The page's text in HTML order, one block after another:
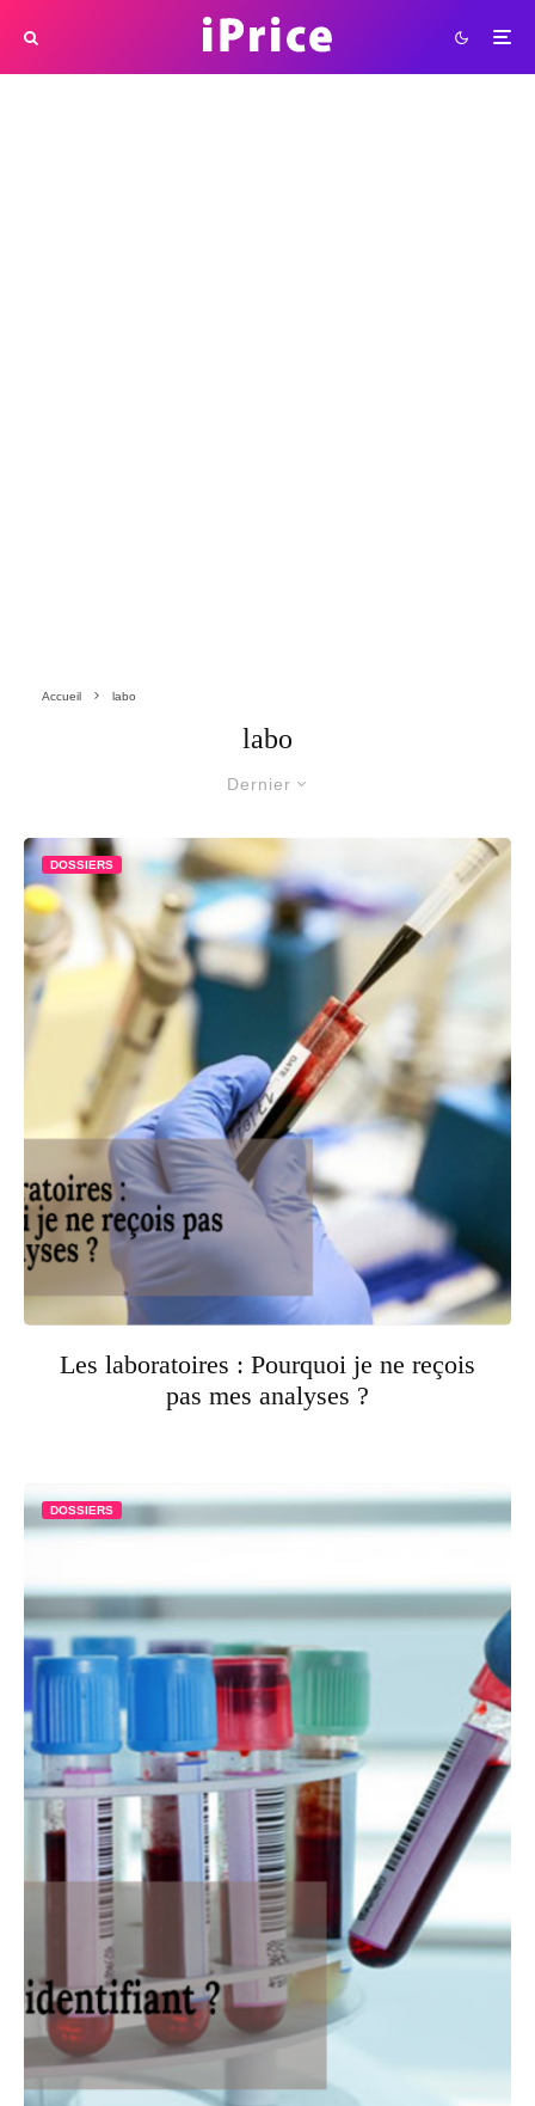
Accueil labo
labo
Dernier
DOSSIERS
Les laboratoires : Pourquoi je ne reçois
pas mes analyses ?
DOSSIERS